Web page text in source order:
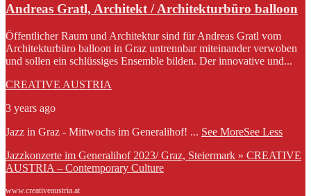
Andreas Gratl, Architekt / Architekturbüro balloon
Öffentlicher Raum und Architektur sind für Andreas Gratl vom
Architekturbüro balloon in Graz untrennbar miteinander verwoben
und sollen ein schlüssiges Ensemble bilden. Der innovative und...
CREATIVE AUSTRIA
3 years ago
Jazz in Graz - Mittwochs im Generalihof! ... See MoreSee Less
Jazzkonzerte im Generalihof 2023/ Graz, Steiermark » CREATIVE
AUSTRIA – Contemporary Culture
www.creativeaustria.at